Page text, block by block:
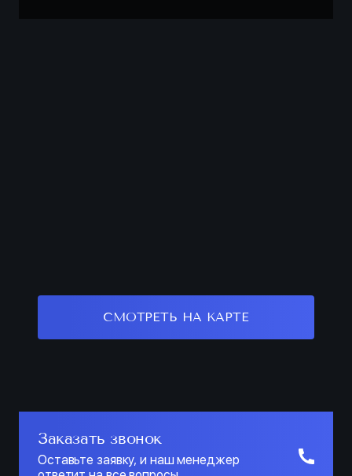
СМОТРЕТЬ НА КАРТЕ
Заказать звонок
Оставьте заявку, и наш менеджер